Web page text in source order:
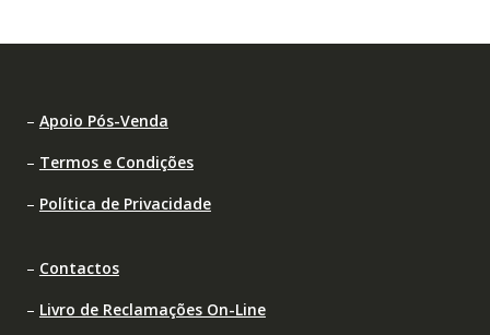
– Apoio Pós-Venda
– Termos e Condições
– Política de Privacidade
– Contactos
– Livro de Reclamações On-Line